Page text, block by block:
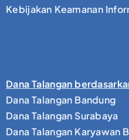
Kebijakan Keamanan
Dana Talangan
Dana Talangan Bandung
Dana Talangan Surabaya
Dana Talangan Karyawan